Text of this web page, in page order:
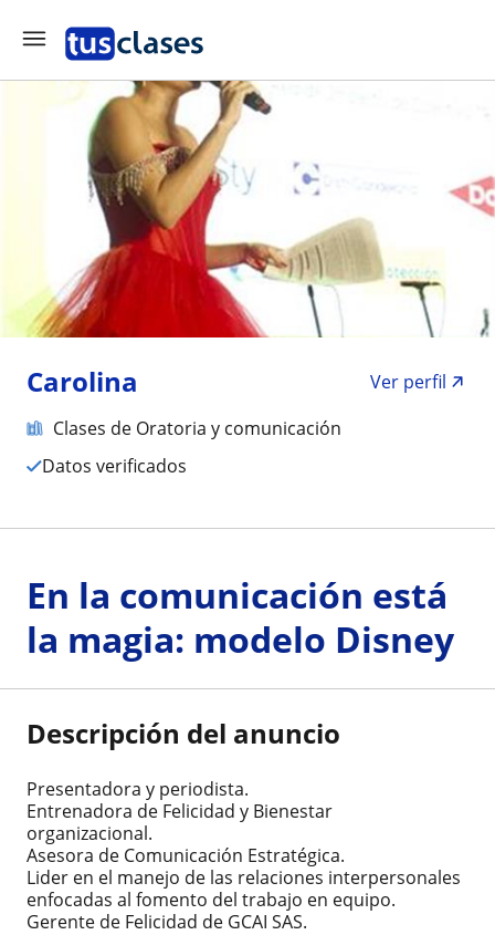
Carolina
Ver perfil
Clases de Oratoria y comunicación
Datos verificados
En la comunicación está
la magia: modelo Disney
Descripción del anuncio
Presentadora y periodista.
Entrenadora de Felicidad y Bienestar
organizacional.
Asesora de Comunicación Estratégica.
Lider en el manejo de las relaciones interpersonales
enfocadas al fomento del trabajo en equipo.
Gerente de Felicidad de GCAI SAS.